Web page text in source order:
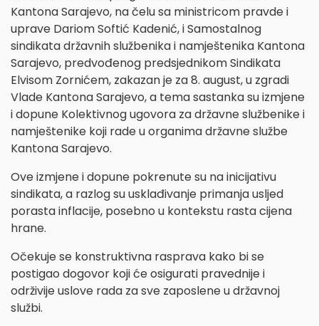
Kantona Sarajevo, na čelu sa ministricom pravde i
uprave Dariom Softić Kadenić, i Samostalnog
sindikata državnih službenika i namještenika Kantona
Sarajevo, predvođenog predsjednikom Sindikata
Elvisom Zornićem, zakazan je za 8. august, u zgradi
Vlade Kantona Sarajevo, a tema sastanka su izmjene
i dopune Kolektivnog ugovora za državne službenike i
namještenike koji rade u organima državne službe
Kantona Sarajevo.
Ove izmjene i dopune pokrenute su na inicijativu
sindikata, a razlog su usklađivanje primanja usljed
porasta inflacije, posebno u kontekstu rasta cijena
hrane.
Očekuje se konstruktivna rasprava kako bi se
postigao dogovor koji će osigurati pravednije i
održivije uslove rada za sve zaposlene u državnoj
službi.